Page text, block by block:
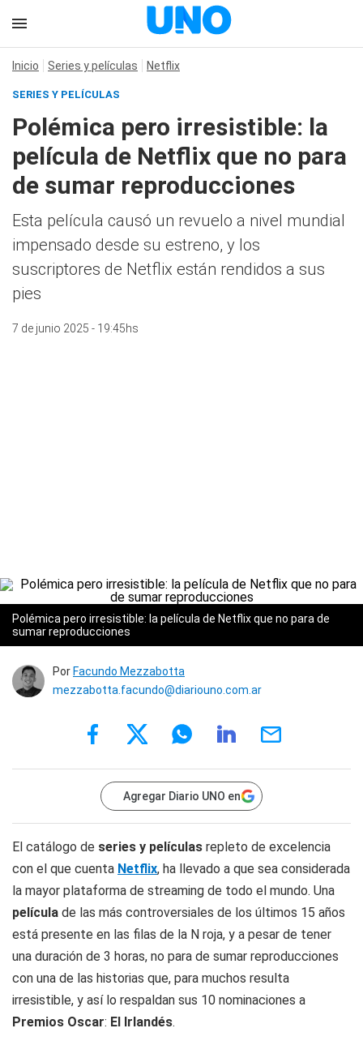
Inicio Series y películas Netflix
SERIES Y PELÍCULAS
Polémica pero irresistible: la
película de Netflix que no para
de sumar reproducciones
Esta película causó un revuelo a nivel mundial
impensado desde su estreno, y los
suscriptores de Netflix están rendidos a sus
pies
7 de junio 2025 - 19:45hs
Polémica pero irresistible: la película de Netflix que no para de
sumar reproducciones
Por Facundo Mezzabotta
mezzabotta.facundo@diariouno.com.ar
Agregar Diario UNO en
El catálogo de series y películas repleto de excelencia
con el que cuenta Netflix, ha llevado a que sea considerada
la mayor plataforma de streaming de todo el mundo. Una
película de las más controversiales de los últimos 15 años
está presente en las filas de la N roja, y a pesar de tener
una duración de 3 horas, no para de sumar reproducciones
con una de las historias que, para muchos resulta
irresistible, y así lo respaldan sus 10 nominaciones a
Premios Oscar: El Irlandés.